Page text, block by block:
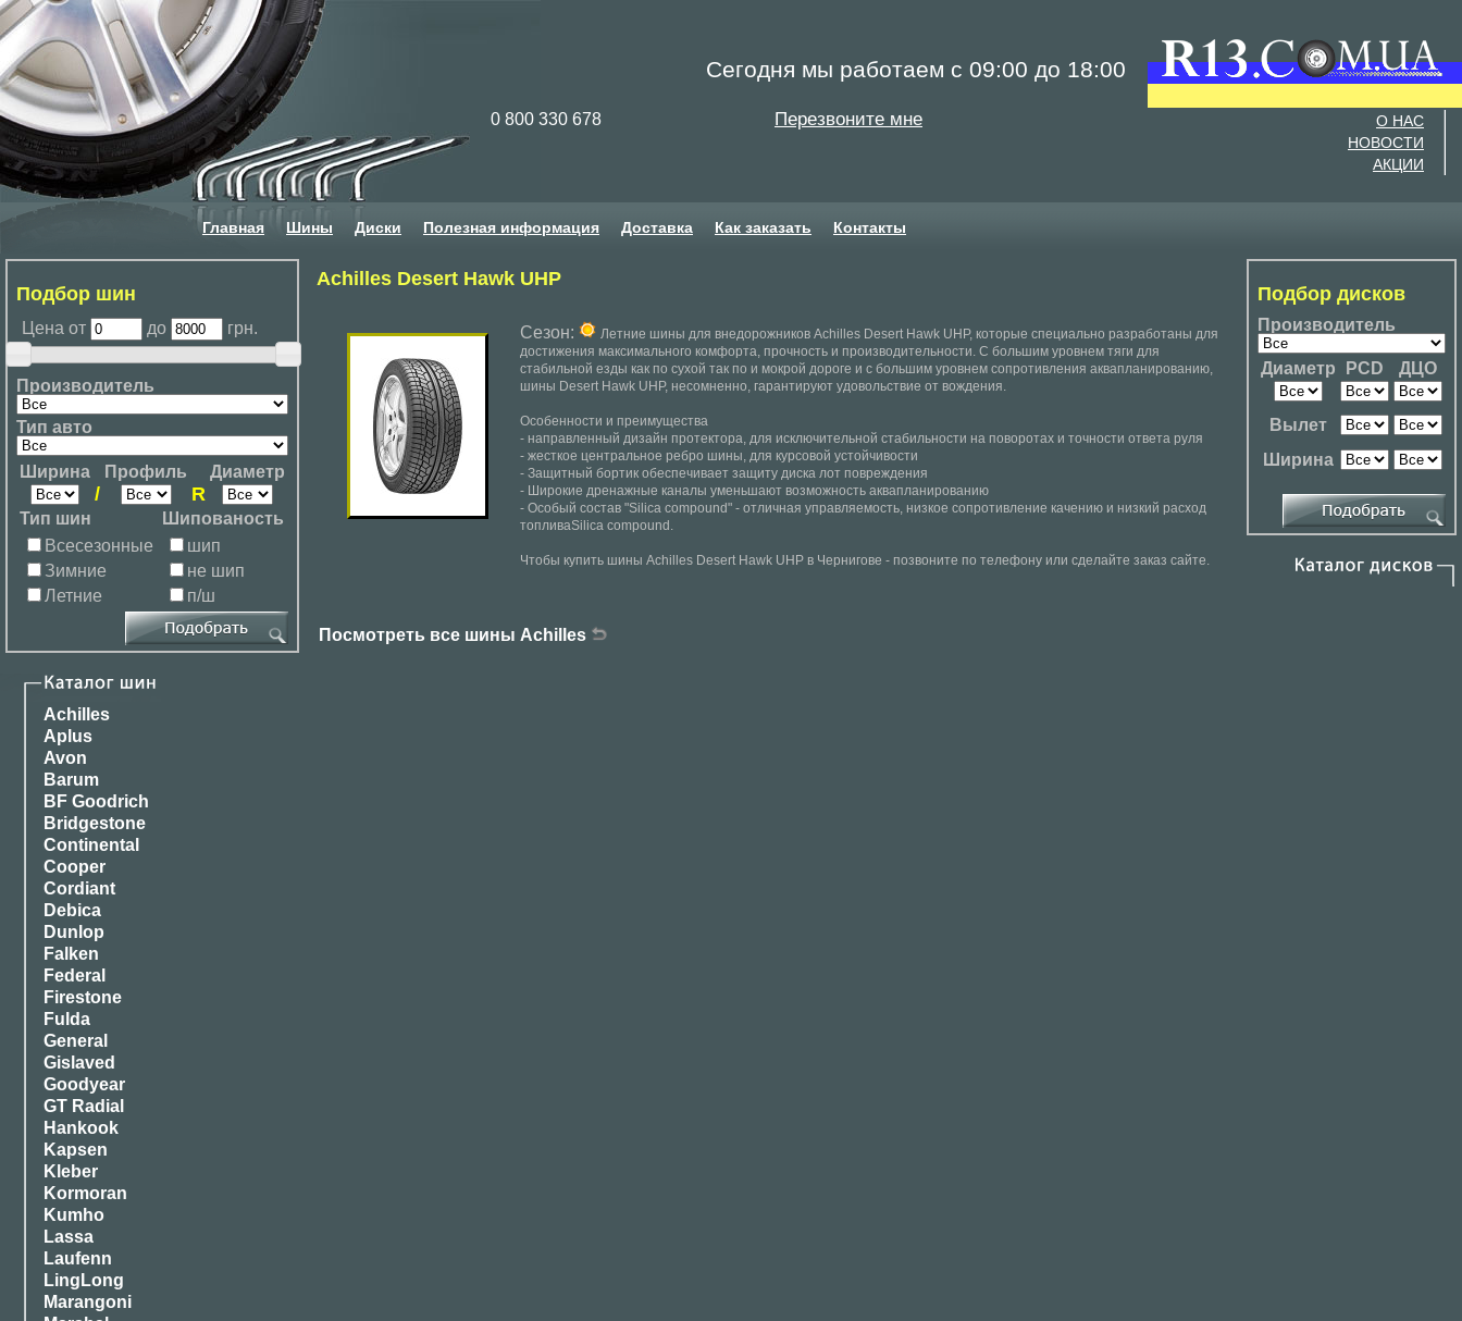
Сегодня мы работаем с 09:00 до 18:00
0 800 330 678 Перезвоните мне
О НАС
НОВОСТИ
АКЦИИ
Главная Шины Диски Полезная информация Доставка Как заказать Контакты
Подбор шин
Цена от до грн.
Производитель
Тип авто
Ширина Профиль Диаметр
/ R
Тип шин
Шипованость
Всесезонные
Зимние
Летние
шип
не шип
п/ш
Achilles
Aplus
Avon
Barum
BF Goodrich
Bridgestone
Continental
Cooper
Cordiant
Debica
Dunlop
Falken
Federal
Firestone
Fulda
General
Gislaved
Goodyear
GT Radial
Hankook
Kapsen
Kleber
Kormoran
Kumho
Lassa
Laufenn
LingLong
Marangoni
Achilles Desert Hawk UHP
Сезон:
Летние шины для внедорожников Achilles Desert Hawk UHP, которые специально разработаны для
достижения максимального комфорта, прочность и производительности. С большим уровнем тяги для
стабильной езды как по сухой так по и мокрой дороге и с большим уровнем сопротивления аквапланированию,
шины Desert Hawk UHP, несомненно, гарантируют удовольствие от вождения.
Особенности и преимущества
- направленный дизайн протектора, для исключительной стабильности на поворотах и ​​точности ответа руля
- жесткое центральное ребро шины, для курсовой устойчивости
- Защитный бортик обеспечивает защиту диска лот повреждения
- Широкие дренажные каналы уменьшают возможность аквапланированию
- Особый состав "Silica compound" - отличная управляемость, низкое сопротивление качению и низкий расход
топливаSilica compound.
Чтобы купить шины Achilles Desert Hawk UHP в Чернигове - позвоните по телефону или сделайте заказ сайте.
Посмотреть все шины Achilles
Подбор дисков
Производитель
Диаметр PCD ДЦО
Вылет
Ширина